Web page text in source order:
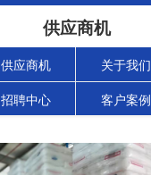
供应商机
供应商机 关于我们
招聘中心 客户案例